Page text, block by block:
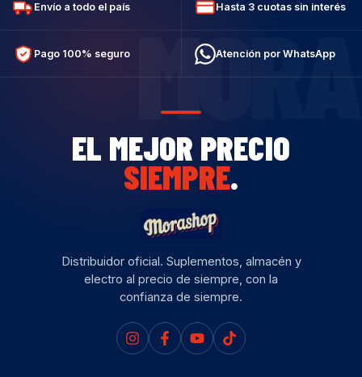
MORA
Envío a todo el país Hasta 3 cuotas sin interés
Pago 100% seguro Atención por WhatsApp
EL MEJOR PRECIO
SIEMPRE.
Distribuidor oficial. Suplementos, almacén y
electro al precio de siempre, con la
confianza de siempre.